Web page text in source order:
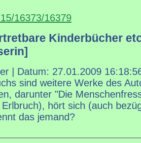
16373/16379
Kinderbücher
| Datum: 27.01.2009
sind weitere Werke des
darunter "Die
hört sich (auch
das jemand?